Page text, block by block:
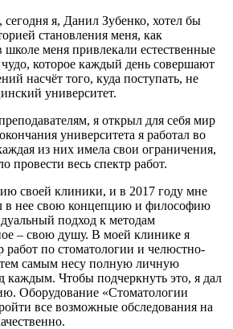
я, Данил Зубенко, хотел бы
становления меня, как
меня привлекали естественные
которое каждый день совершают
насчёт того, куда поступать, не
университет.
я открыл для себя мир
университета я работал во
из них имела свои ограничения,
провести весь спектр работ.
своей клиники, и в 2017 году мне
в нее свою концепцию и философию
подход к методам
– свою душу. В моей клинике я
работ по стоматологии и челюстно-
самым несу полную личную
каждым. Чтобы подчеркнуть это, я дал
Оборудование «Стоматологии
все возможные обследования на